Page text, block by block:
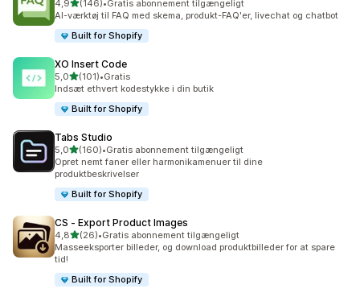
4,9ud af 5 stjerner
(146)
146 anmeldelser i alt
•Gratis abonnement tilgængeligt
AI-værktøj til FAQ med skema, produkt-FAQ'er, livechat og chatbot
Built for Shopify
XO Insert Code
5,0ud af 5 stjerner
(101)
101 anmeldelser i alt
•Gratis
Indsæt ethvert kodestykke i din butik
Built for Shopify
Tabs Studio
5,0ud af 5 stjerner
(160)
160 anmeldelser i alt
•Gratis abonnement tilgængeligt
Opret nemt faner eller harmonikamenuer til dine
produktbeskrivelser
Built for Shopify
CS ‑ Export Product Images
4,8ud af 5 stjerner
(26)
26 anmeldelser i alt
•Gratis abonnement tilgængeligt
Masseeksporter billeder, og download produktbilleder for at spare
tid!
Built for Shopify